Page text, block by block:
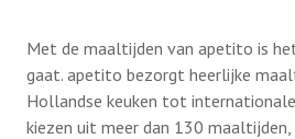
Ledenservice
Met de maaltijden van apetito is
gaat. apetito bezorgt heerlijke
Hollandse keuken tot
kiezen uit meer dan 130 maaltijden,